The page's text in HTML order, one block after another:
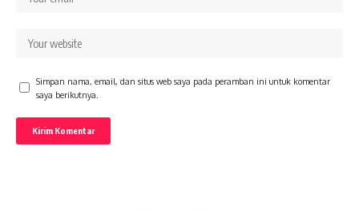
Simpan nama, email, dan situs web saya pada peramban ini untuk komentar
saya berikutnya.